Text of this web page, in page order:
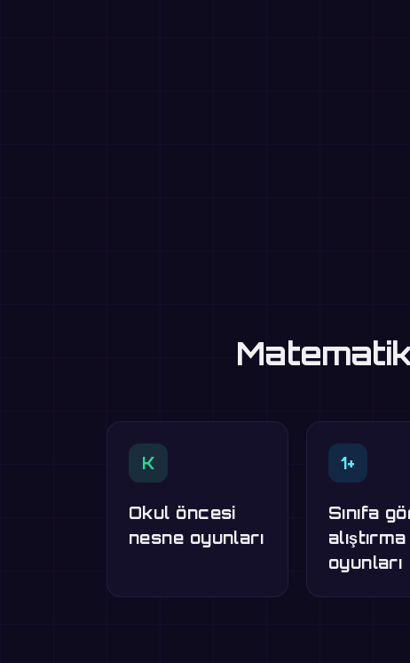
K
Okul öncesi
nesne oyunları
1+
Sınıfa
alıştırma
oyunları